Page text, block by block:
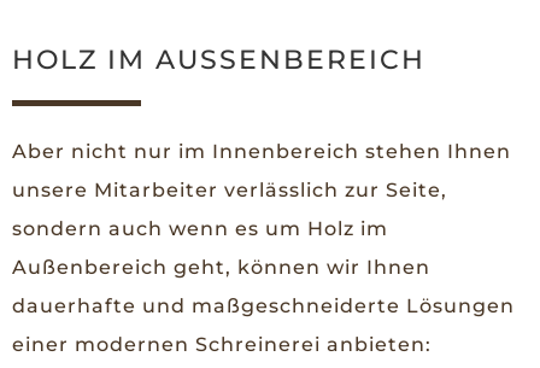
HOLZ IM AUSSENBEREICH
Aber nicht nur im Innenbereich stehen Ihnen
unsere Mitarbeiter verlässlich zur Seite,
sondern auch wenn es um Holz im
Außenbereich geht, können wir Ihnen
dauerhafte und maßgeschneiderte Lösungen
einer modernen Schreinerei anbieten: